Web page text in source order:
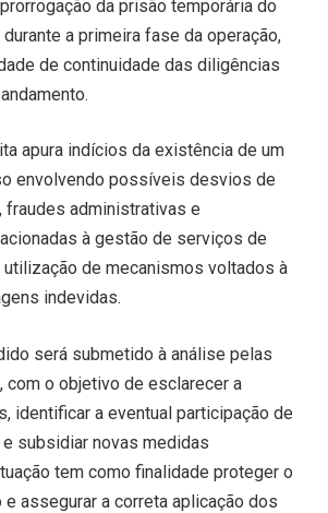
da prisão temporária do
a primeira fase da operação,
de continuidade das diligências
apura indícios da existência de um
envolvendo possíveis desvios de
administrativas e
à gestão de serviços de
utilização de mecanismos voltados à
indevidas.
será submetido à análise pelas
com o objetivo de esclarecer a
identificar a eventual participação de
subsidiar novas medidas
tem como finalidade proteger o
assegurar a correta aplicação dos